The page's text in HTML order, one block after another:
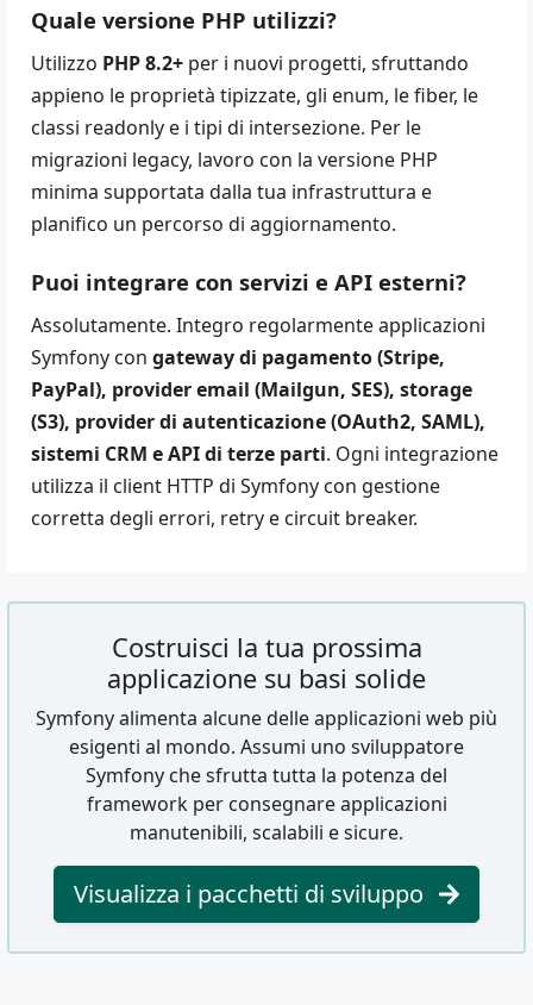
Quale versione PHP utilizzi?
Utilizzo PHP 8.2+ per i nuovi progetti, sfruttando
appieno le proprietà tipizzate, gli enum, le fiber, le
classi readonly e i tipi di intersezione. Per le
migrazioni legacy, lavoro con la versione PHP
minima supportata dalla tua infrastruttura e
planifico un percorso di aggiornamento.
Puoi integrare con servizi e API esterni?
Assolutamente. Integro regolarmente applicazioni
Symfony con gateway di pagamento (Stripe,
PayPal), provider email (Mailgun, SES), storage
(S3), provider di autenticazione (OAuth2, SAML),
sistemi CRM e API di terze parti. Ogni integrazione
utilizza il client HTTP di Symfony con gestione
corretta degli errori, retry e circuit breaker.
Costruisci la tua prossima
applicazione su basi solide
Symfony alimenta alcune delle applicazioni web più
esigenti al mondo. Assumi uno sviluppatore
Symfony che sfrutta tutta la potenza del
framework per consegnare applicazioni
manutenibili, scalabili e sicure.
Visualizza i pacchetti di sviluppo